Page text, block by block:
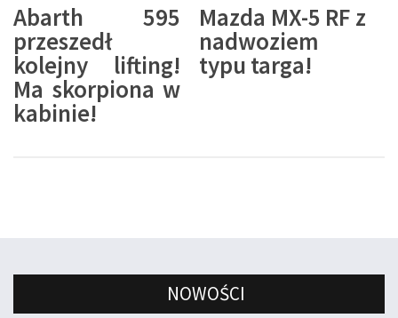
Abarth 595
przeszedł
kolejny lifting!
Ma skorpiona w
kabinie!
Mazda MX-5 RF z
nadwoziem
typu targa!
NOWOŚCI